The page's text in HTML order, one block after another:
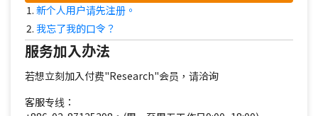
新个人用户请先注册。
我忘了我的口令？
服务加入办法
若想立刻加入付费"Research"会员，请洽询
客服专线：